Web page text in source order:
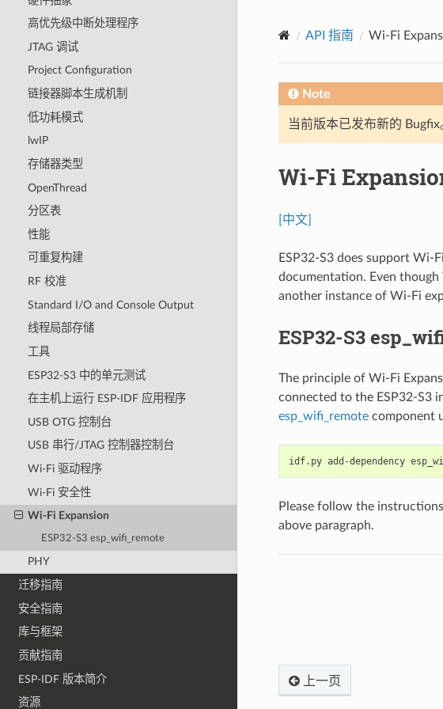
高优先级中断处理程序
JTAG 调试
Project Configuration
链接器脚本生成机制
低功耗模式
lwIP
存储器类型
OpenThread
分区表
性能
可重复构建
RF 校准
Standard I/O and Console Output
线程局部存储
工具
ESP32-S3 中的单元测试
在主机上运行 ESP-IDF 应用程序
USB OTG 控制台
USB 串行/JTAG 控制器控制台
Wi-Fi 驱动程序
Wi-Fi 安全性
Wi-Fi Expansion
ESP32-S3 esp_wifi_remote
PHY
迁移指南
安全指南
库与框架
贡献指南
ESP-IDF 版本简介
资源
API 指南 Wi-Fi
Note
当前版本已发布新的
Wi-Fi
[中文]
ESP32-S3 does support
documentation. Even
another instance of Wi-Fi
ESP32-S3
The principle of Wi-Fi
connected to the ESP32-S3
esp_wifi_remotecomponent
idf.py add-dependency
Please follow the
above paragraph.
上一页